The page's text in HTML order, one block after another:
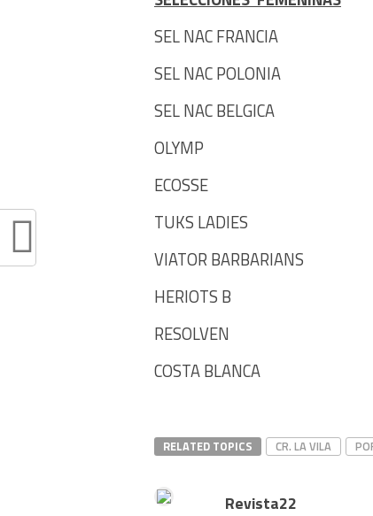
SEL NAC FRANCIA
SEL NAC POLONIA
SEL NAC BELGICA
OLYMP
ECOSSE
TUKS LADIES
VIATOR BARBARIANS
HERIOTS B
RESOLVEN
COSTA BLANCA
RELATED TOPICS CR. LA VILA
Revista22